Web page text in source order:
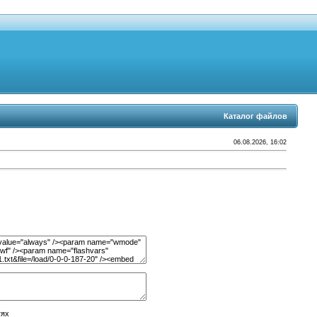
Каталог файлов
06.08.2026, 16:02